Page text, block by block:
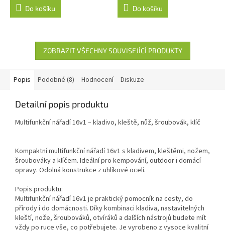
Do košíku Do košíku
ZOBRAZIT VŠECHNY SOUVISEJÍCÍ PRODUKTY
Popis Podobné (8) Hodnocení Diskuze
Detailní popis produktu
Multifunkční nářadí 16v1 – kladivo, kleště, nůž, šroubovák, klíč
Kompaktní multifunkční nářadí 16v1 s kladivem, kleštěmi, nožem,
šroubováky a klíčem. Ideální pro kempování, outdoor i domácí
opravy. Odolná konstrukce z uhlíkové oceli.
Popis produktu:
Multifunkční nářadí 16v1 je praktický pomocník na cesty, do
přírody i do domácnosti. Díky kombinaci kladiva, nastavitelných
kleští, nože, šroubováků, otvíráků a dalších nástrojů budete mít
vždy po ruce vše, co potřebujete. Je vyrobeno z vysoce kvalitní